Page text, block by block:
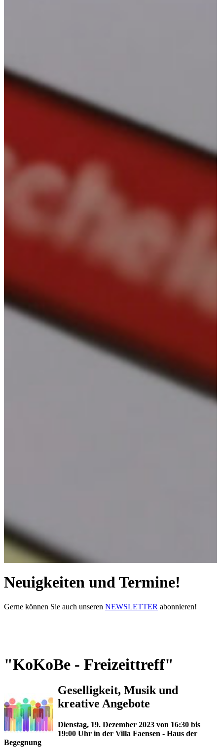
Neuigkeiten und Termine!
Gerne können Sie auch unseren NEWSLETTER abonnieren!
"KoKoBe - Freizeittreff"
Geselligkeit, Musik und
kreative Angebote
Dienstag, 19. Dezember 2023 von 16:30 bis
19:00 Uhr in der Villa Faensen - Haus der
Begegnung